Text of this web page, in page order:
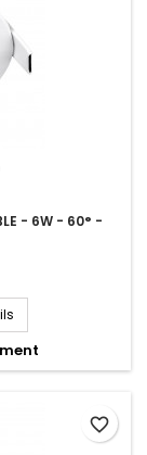
- 6W - 60° -
favorite_border